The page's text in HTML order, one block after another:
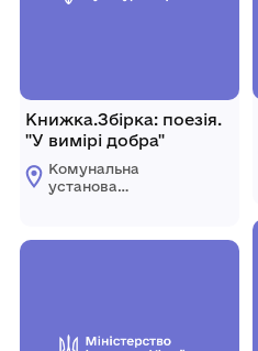
Книжка.Збірка: поезія.
"У вимірі добра"
Комунальна
установа
краєзнавчий музей»